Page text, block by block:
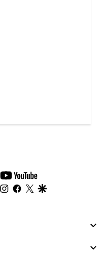
youtube-
footer
instagram
facebook
twitter